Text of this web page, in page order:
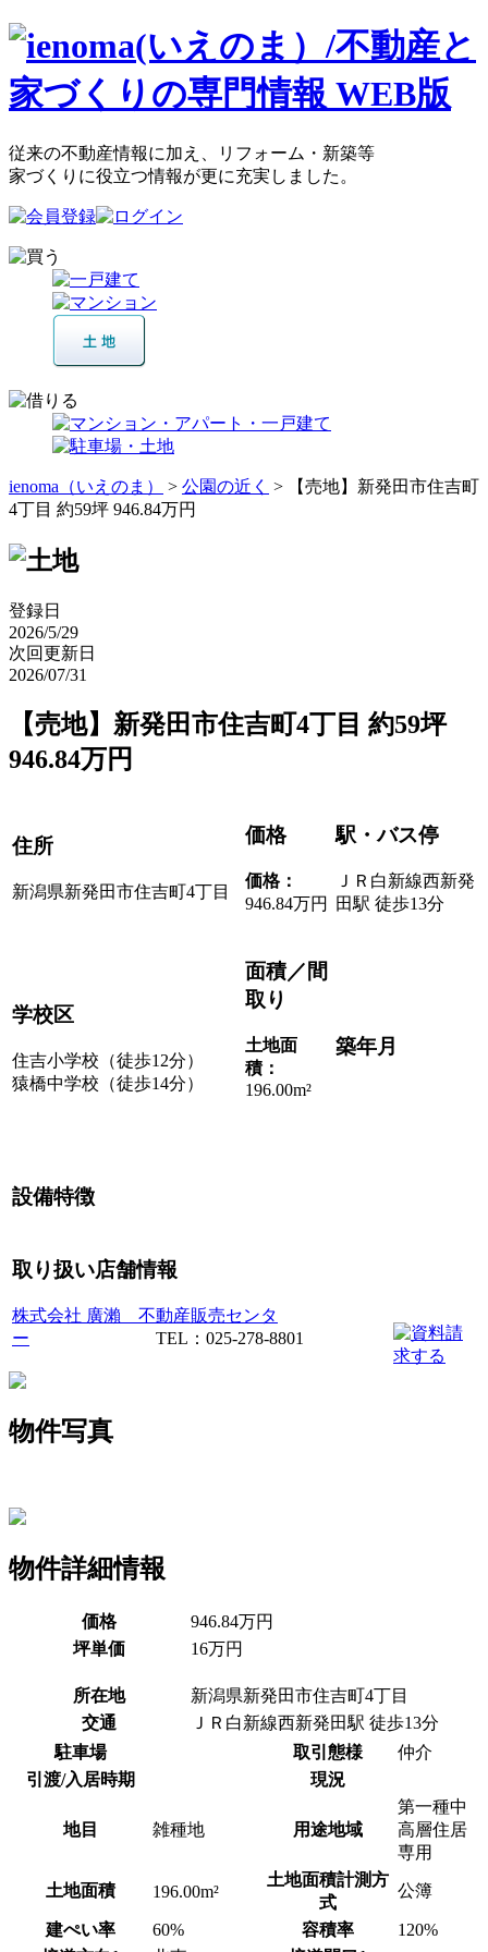
従来の不動産情報に加え、リフォーム・新築等
家づくりに役立つ情報が更に充実しました。
ienoma（いえのま） > 公園の近く > 【売地】新発田市住吉町
4丁目 約59坪 946.84万円
登録日
2026/5/29
次回更新日
2026/07/31
【売地】新発田市住吉町4丁目 約59坪
946.84万円
住所
新潟県新発田市住吉町4丁目
価格
価格：
946.84万円
駅・バス停
ＪＲ白新線西新発
田駅 徒歩13分
学校区
住吉小学校（徒歩12分）
猿橋中学校（徒歩14分）
面積／間
取り
土地面
積：
196.00m²
築年月
設備特徴
取り扱い店舗情報
株式会社 廣瀨 不動産販売センタ
ー
TEL：025-278-8801
物件写真
物件詳細情報
価格
946.84万円
坪単価
16万円
所在地
新潟県新発田市住吉町4丁目
交通
ＪＲ白新線西新発田駅 徒歩13分
駐車場
取引態様
仲介
引渡/入居時期
現況
地目 雑種地 用途地域
第一種中
高層住居
専用
土地面積 196.00m²
土地面積計測方
式
公簿
建ぺい率 60% 容積率
120%